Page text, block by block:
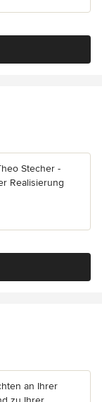
Stecher -
Realisierung
an Ihrer